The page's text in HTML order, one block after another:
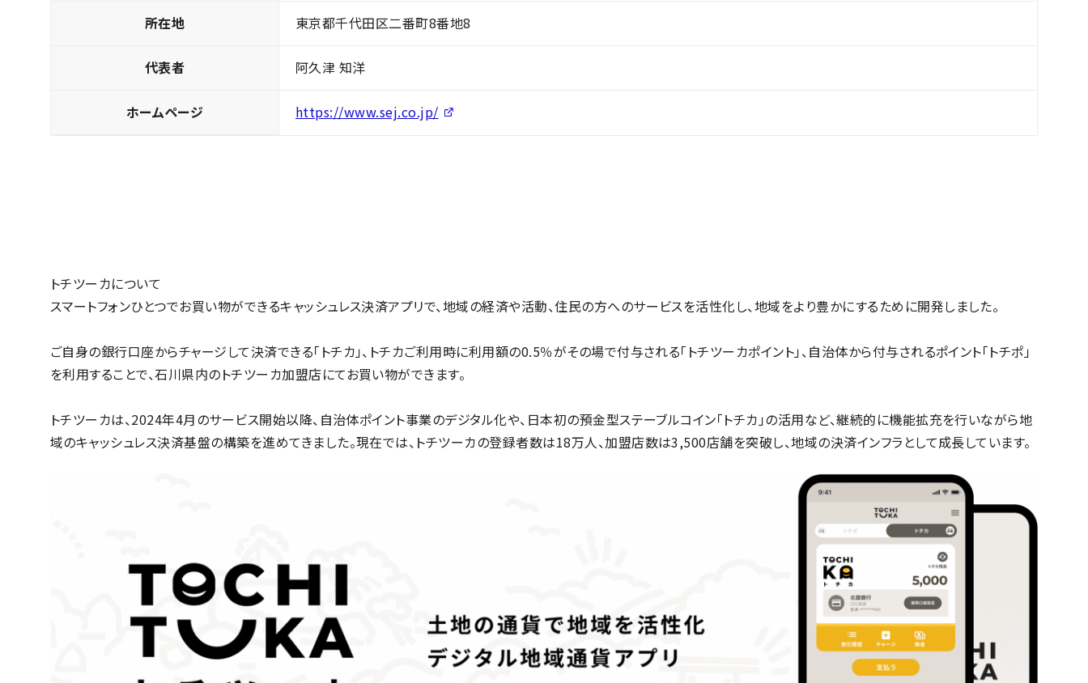
所在地 東京都千代田区二番町8番地8
代表者 阿久津 知洋
ホームページ https://www.sej.co.jp/
トチツーカについて
スマートフォンひとつでお買い物ができるキャッシュレス決済アプリで、地域の経済や活動、住民の方へのサービスを活性化し、地域をより豊かにするために開発しました。
ご自身の銀行口座からチャージして決済できる「トチカ」、トチカご利用時に利用額の0.5％がその場で付与される「トチツーカポイント」、自治体から付与されるポイント「トチポ」
を利用することで、石川県内のトチツーカ加盟店にてお買い物ができます。
トチツーカは、2024年4月のサービス開始以降、自治体ポイント事業のデジタル化や、日本初の預金型ステーブルコイン「トチカ」の活用など、継続的に機能拡充を行いながら地
域のキャッシュレス決済基盤の構築を進めてきました。現在では、トチツーカの登録者数は18万人、加盟店数は3,500店舗を突破し、地域の決済インフラとして成長しています。